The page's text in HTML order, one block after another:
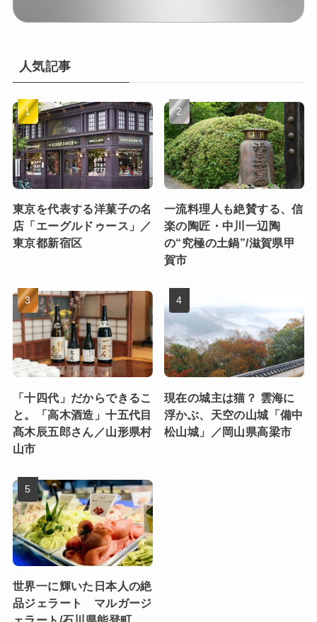
人気記事
東京を代表する洋菓子の名
店「エーグルドゥース」／
東京都新宿区
一流料理人も絶賛する、信
楽の陶匠・中川一辺陶
の“究極の土鍋”/滋賀県甲
賀市
「十四代」だからできるこ
と。「高木酒造」十五代目
髙木辰五郎さん／山形県村
山市
現在の城主は猫？ 雲海に
浮かぶ、天空の山城「備中
松山城」／岡山県高梁市
世界一に輝いた日本人の絶
品ジェラート マルガージ